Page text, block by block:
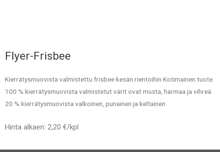
Flyer-Frisbee
Kierrätysmuovista valmistettu frisbee kesän rientoihin Kotimainen tuote.
100 % kierrätysmuovista valmistetut värit ovat musta, harmaa ja vihreä.
20 % kierrätysmuovista valkoinen, punainen ja keltainen
Hinta alkaen: 2,20 €/kpl